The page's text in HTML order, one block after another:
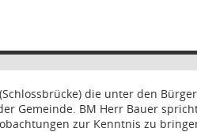
die unter den
Gemeinde. BM Herr Bauer
zur Kenntnis zu